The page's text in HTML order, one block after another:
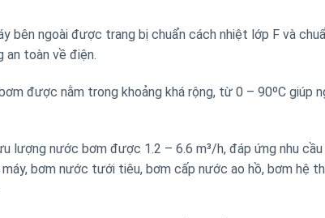
bên ngoài được trang bị chuẩn cách nhiệt lớp F và
an toàn về điện.
được nằm trong khoảng khá rộng, từ 0 – 90ºC giúp
lượng nước bơm được 1.2 – 6.6 m³/h, đáp ứng nhu
bơm nước tưới tiêu, bơm cấp nước ao hồ, bơm hệ